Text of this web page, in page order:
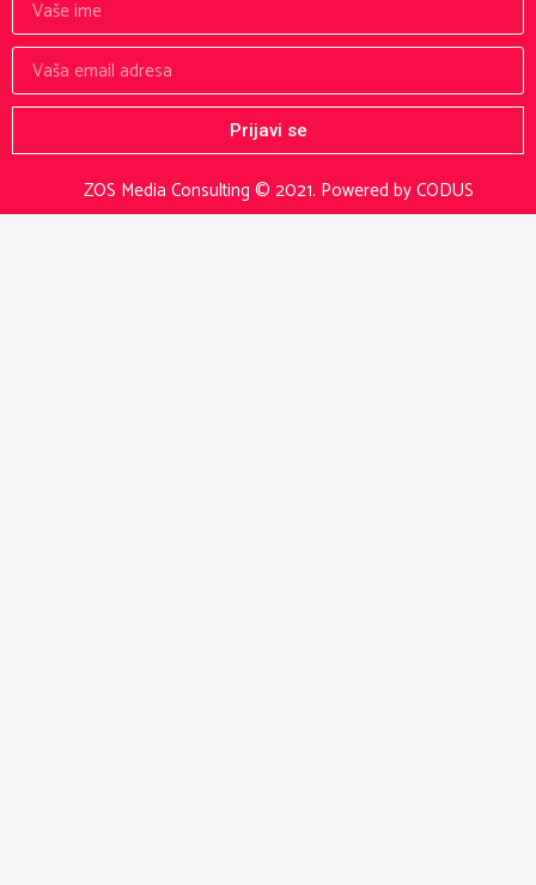
ZOS Media Consulting © 2021. Powered by CODUS
Prijavi se